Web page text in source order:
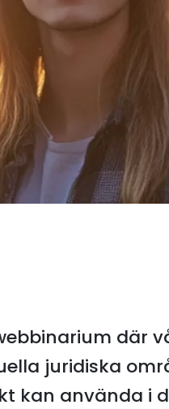
där
juridiska
kan använda i